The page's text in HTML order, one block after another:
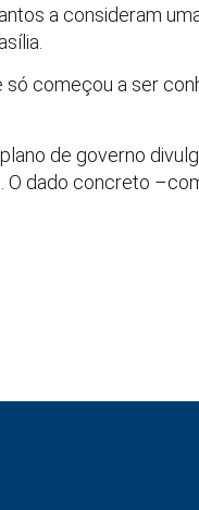
a consideram
só começou a ser
de governo
O dado concreto